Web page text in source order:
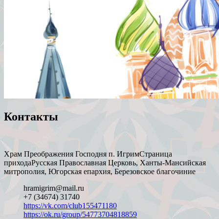
Контакты
Храм Преображения Господня п. ИгримСтраница
приходаРусская Православная Церковь, Ханты-Мансийская
митрополия, Югорская епархия, Березовское благочиние
hramigrim@mail.ru
+7 (34674) 31740
https://vk.com/club155471180
https://ok.ru/group/54773704818859